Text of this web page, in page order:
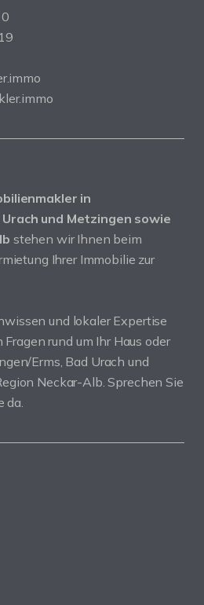
in
und Metzingen sowie
stehen wir Ihnen beim
Ihrer Immobilie zur
und lokaler Expertise
rund um Ihr Haus oder
Erms, Bad Urach und
Neckar-Alb. Sprechen Sie
da.